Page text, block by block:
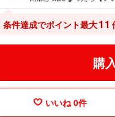
条件達成でポイント最大11
購
いいね 0件